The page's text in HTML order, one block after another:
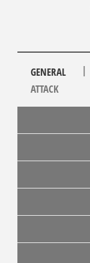
GENERAL |
ATTACK